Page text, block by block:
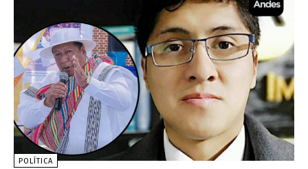
POLÍTICA